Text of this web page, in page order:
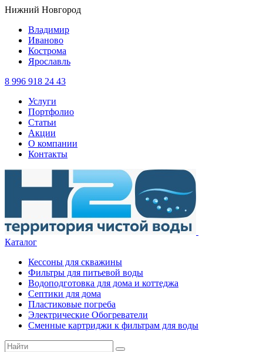
Нижний Новгород
Владимир
Иваново
Кострома
Ярославль
8 996 918 24 43
Услуги
Портфолио
Статьи
Акции
О компании
Контакты
Каталог
Кессоны для скважины
Фильтры для питьевой воды
Водоподготовка для дома и коттеджа
Септики для дома
Пластиковые погреба
Электрические Обогреватели
Сменные картриджи к фильтрам для воды